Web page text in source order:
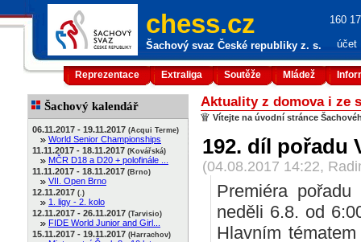
chess.cz
Šachový svaz České republiky z. s.
160
účet
Reprezentace Extraliga Soutěže Mládež
Šachový kalendář
06.11.2017 - 19.11.2017 (Acqui Terme)
World Senior Championships
11.11.2017 - 18.11.2017 (Kovářská)
MČR D18 a D20 + polofinále ...
11.11.2017 - 18.11.2017 (Brno)
VII. Open Brno
12.11.2017 (.)
1. ligy - 2. kolo
12.11.2017 - 26.11.2017 (Tarvisio)
FIDE World Junior and Girl...
15.11.2017 - 19.11.2017 (Harrachov)
Aktuality z domova i ze
Vítejte na úvodní stránce
192. díl pořadu
(04.08.2017 14:22,
Premiéra
neděli 6.8. od
Hlavním